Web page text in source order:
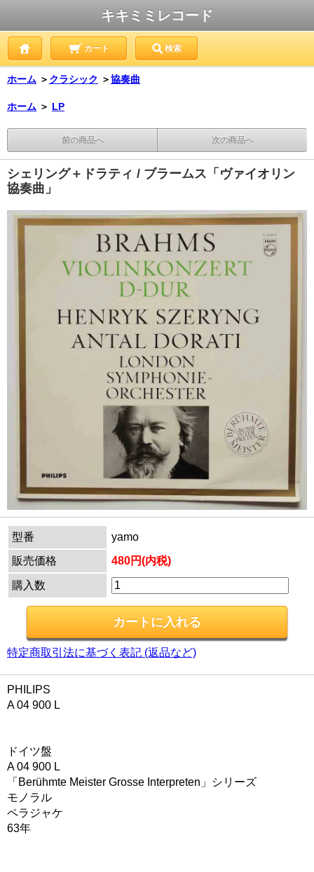
キキミミレコード
カート 検索
ホーム ＞ クラシック ＞協奏曲
ホーム ＞ LP
前の商品へ 次の商品へ
シェリング＋ドラティ / ブラームス「ヴァイオリン
協奏曲」
型番
yamo
販売価格
480円(内税)
購入数
特定商取引法に基づく表記 (返品など)
PHILIPS
A 04 900 L
ドイツ盤
A 04 900 L
「Berühmte Meister Grosse Interpreten」シリーズ
モノラル
ペラジャケ
63年